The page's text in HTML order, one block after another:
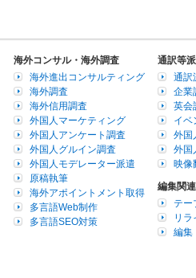
海外コンサル・海外調査
海外進出コンサルティング
海外調査
海外信用調査
外国人マーケティング
外国人アンケート調査
外国人グルイン調査
外国人モデレーター派遣
原稿執筆
海外アポイントメント取得
多言語Web制作
多言語SEO対策
通訳等
通訳
企業
英会
イベ
外国
外国
映像
編集関連
テー
リラ
編集